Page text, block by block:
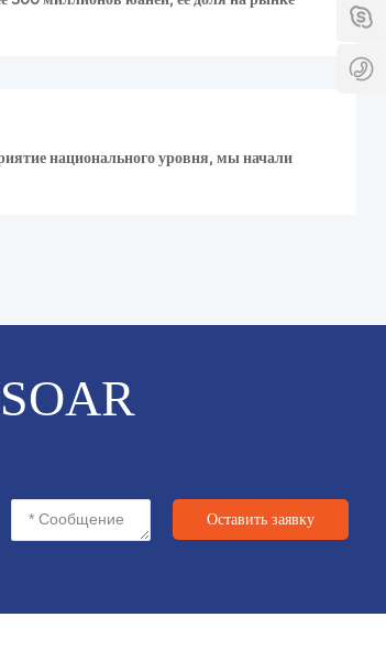
национального уровня, мы начали
Оставить заявку